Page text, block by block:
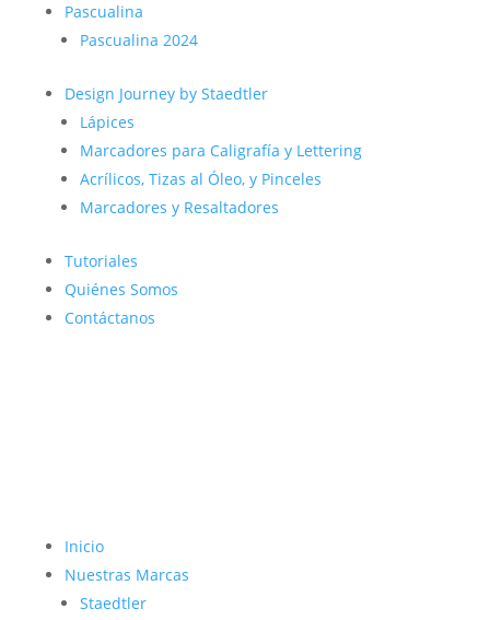
Pascualina
Pascualina 2024
Design Journey by Staedtler
Lápices
Marcadores para Caligrafía y Lettering
Acrílicos, Tizas al Óleo, y Pinceles
Marcadores y Resaltadores
Tutoriales
Quiénes Somos
Contáctanos
Inicio
Nuestras Marcas
Staedtler